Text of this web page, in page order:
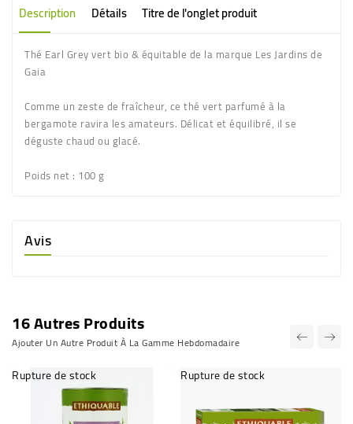
Description Détails Titre de l'onglet produit
Thé Earl Grey vert bio & équitable de la marque Les Jardins de
Gaia
Comme un zeste de fraîcheur, ce thé vert parfumé à la
bergamote ravira les amateurs. Délicat et équilibré, il se
déguste chaud ou glacé.
Poids net : 100 g
Avis
16 Autres Produits
Ajouter Un Autre Produit À La Gamme Hebdomadaire
Rupture de stock Rupture de stock